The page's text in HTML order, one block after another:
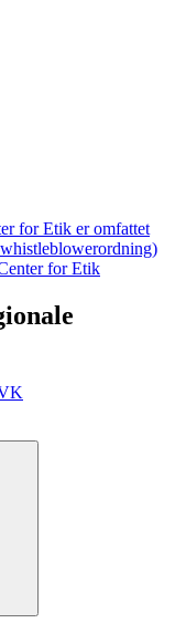
for Etik er omfattet
for Etik